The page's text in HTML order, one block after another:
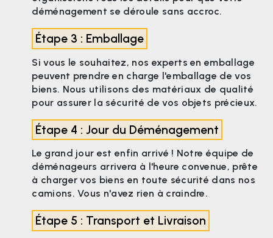
déménagement se déroule sans accroc.
Étape 3 : Emballage
Si vous le souhaitez, nos experts en emballage
peuvent prendre en charge l'emballage de vos
biens. Nous utilisons des matériaux de qualité
pour assurer la sécurité de vos objets précieux.
Étape 4 : Jour du Déménagement
Le grand jour est enfin arrivé ! Notre équipe de
déménageurs arrivera à l'heure convenue, prête
à charger vos biens en toute sécurité dans nos
camions. Vous n'avez rien à craindre.
Étape 5 : Transport et Livraison